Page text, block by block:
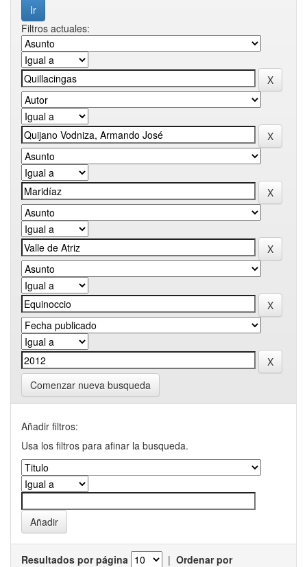
Filtros actuales:
Comenzar nueva busqueda
Añadir filtros:
Usa los filtros para afinar la busqueda.
Resultados por página | Ordenar por